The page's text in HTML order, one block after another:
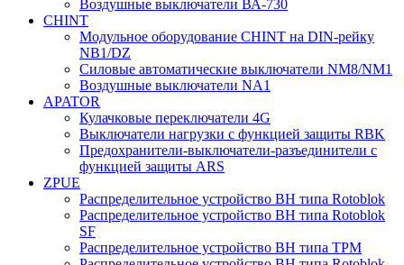
Воздушные выключатели ВА-730
CHINT
Модульное оборудование CHINT на DIN-рейку
NB1/DZ
Силовые автоматические выключатели NM8/NM1
Воздушные выключатели NA1
APATOR
Кулачковые переключатели 4G
Выключатели нагрузки с функцией защиты RBK
Предохранители-выключатели-разъединители с
функцией защиты ARS
ZPUE
Распределительное устройство ВН типа Rotoblok
Распределительное устройство ВН типа Rotoblok
SF
Распределительное устройство ВН типа TPM